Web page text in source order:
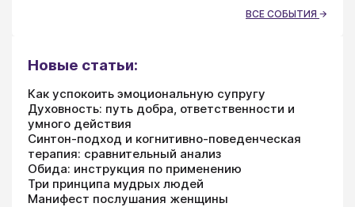
ВСЕ СОБЫТИЯ
Новые статьи:
Как успокоить эмоциональную супругу
Духовность: путь добра, ответственности и
умного действия
Синтон-подход и когнитивно-поведенческая
терапия: сравнительный анализ
Обида: инструкция по применению
Три принципа мудрых людей
Манифест послушания женщины